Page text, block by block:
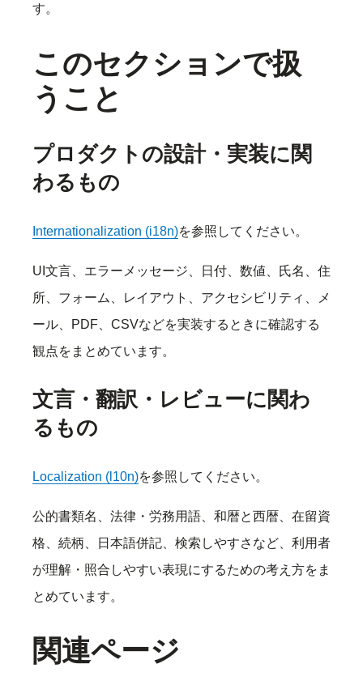
す。
このセクションで扱
うこと
プロダクトの設計・実装に関
わるもの
Internationalization (i18n)を参照してください。
UI文言、エラーメッセージ、日付、数値、氏名、住
所、フォーム、レイアウト、アクセシビリティ、メ
ール、PDF、CSVなどを実装するときに確認する
観点をまとめています。
文言・翻訳・レビューに関わ
るもの
Localization (l10n)を参照してください。
公的書類名、法律・労務用語、和暦と西暦、在留資
格、続柄、日本語併記、検索しやすさなど、利用者
が理解・照合しやすい表現にするための考え方をま
とめています。
関連ページ